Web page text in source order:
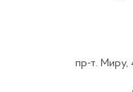
пр-т. Миру,